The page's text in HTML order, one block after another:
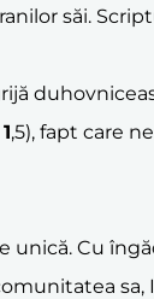
săi.
,5), fapt care
Cu
sa,